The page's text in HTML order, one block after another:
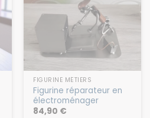
FIGURINE MÉTIERS
Figurine réparateur en
électroménager
84,90 €